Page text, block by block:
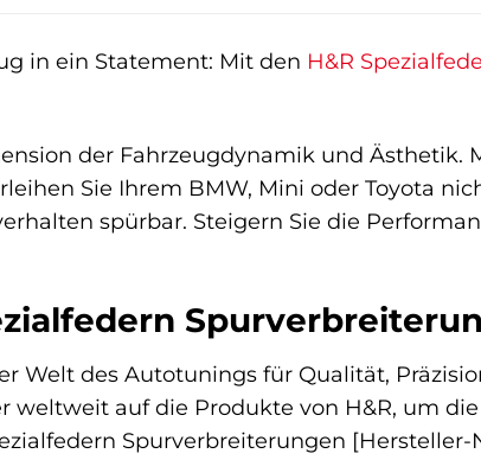
in ein Statement: Mit den H&R
der Fahrzeugdynamik und Ästhetik.
Sie Ihrem BMW, Mini oder Toyota
spürbar. Steigern Sie die
Welt des Autotunings für Qualität,
weltweit auf die Produkte von H&R, um
Spurverbreiterungen